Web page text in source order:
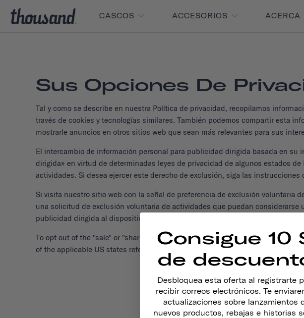
CASCOS ACCESORIOS ACERCA
Sus Opciones De
Tal y como se describe en nuestra Política de privacidad, recopilamos
través de cookies y tecnologías similares. También podemos compartir esta
mostrarle anuncios en otros sitios web que sean más relevantes para sus
El intercambio de información personal para publicidad dirigida basada en
dirigida» en virtud de determinadas leyes de privacidad de algunos estados
actividades. Si desea ejercer este derecho de exclusión, siga las
Si visita nuestro sitio web con la señal de preferencia de exclusión voluntaria
una solicitud de exclusión voluntaria de actividades que puedan
publicidad dirigida al dispositivo y navegador que utilizó para visitar nuestro
To opt out of the "sale" or "sharing" of your personal information collected
of the applicable US states referred to above.
Consigue 10
de
Desbloquea esta oferta al registrarte
recibir correos electrónicos. Te
actualizaciones sobre lanzamientos
nuevos productos, rebajas e historias